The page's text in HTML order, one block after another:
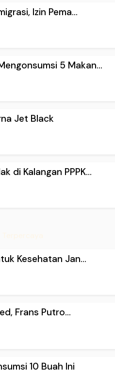
Izin Pema...
5 Makan...
Jet Black
di Kalangan PPPK...
Kesehatan Jan...
Frans Putro...
10 Buah Ini